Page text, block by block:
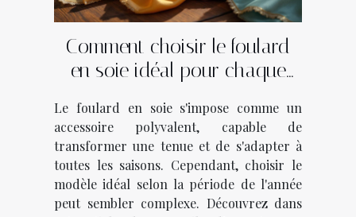
Comment choisir le foulard
en soie idéal pour chaque
Le foulard en soie s'impose comme un
accessoire polyvalent, capable de
transformer une tenue et de s'adapter à
toutes les saisons. Cependant, choisir le
modèle idéal selon la période de l'année
peut sembler complexe. Découvrez dans